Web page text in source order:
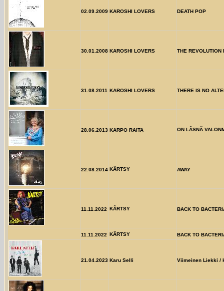
02.09.2009 KAROSHI LOVERS DEATH POP
30.01.2008 KAROSHI LOVERS THE REVOLUTION
31.08.2011 KAROSHI LOVERS THERE IS NO
28.06.2013 KARPO RAITA ON LÃSNÃ
22.08.2014 KÃRTSY AWAY
11.11.2022 KÃRTSY BACK TO
11.11.2022 KÃRTSY BACK TO
21.04.2023 Karu Selli Viimeinen Liekki /